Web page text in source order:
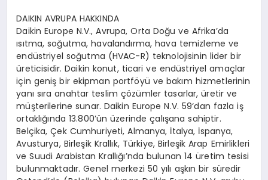
DAIKIN AVRUPA HAKKINDA
Daikin Europe N.V., Avrupa, Orta Doğu ve Afrika’da
ısıtma, soğutma, havalandırma, hava temizleme ve
endüstriyel soğutma (HVAC-R) teknolojisinin lider bir
üreticisidir. Daikin konut, ticari ve endüstriyel amaçlar
için geniş bir ekipman portföyü ve bakım hizmetlerinin
yanı sıra anahtar teslim çözümler tasarlar, üretir ve
müşterilerine sunar. Daikin Europe N.V. 59‘dan fazla iş
ortaklığında 13.800’ün üzerinde çalışana sahiptir.
Belçika, Çek Cumhuriyeti, Almanya, İtalya, İspanya,
Avusturya, Birleşik Krallık, Türkiye, Birleşik Arap Emirlikleri
ve Suudi Arabistan Krallığı’nda bulunan 14 üretim tesisi
bulunmaktadır. Genel merkezi 50 yılı aşkın bir süredir